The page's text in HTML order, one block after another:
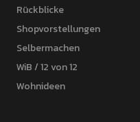
Rückblicke
Shopvorstellungen
Selbermachen
WiB / 12 von 12
Wohnideen